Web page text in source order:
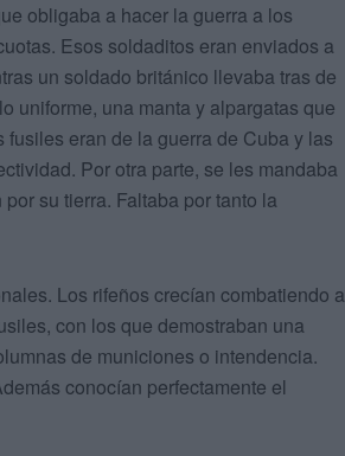
obligaba a hacer la guerra a los
Esos soldaditos eran enviados a
un soldado británico llevaba tras de
uniforme, una manta y alpargatas que
eran de la guerra de Cuba y las
Por otra parte, se les mandaba
su tierra. Faltaba por tanto la
Los rifeños crecían combatiendo a
con los que demostraban una
de municiones o intendencia.
conocían perfectamente el